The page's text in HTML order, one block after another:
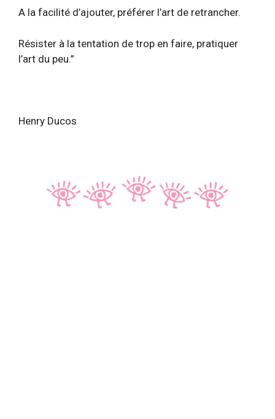
A la facilité d’ajouter, préférer l’art de retrancher.
Résister à la tentation de trop en faire, pratiquer
l’art du peu.”
Henry Ducos